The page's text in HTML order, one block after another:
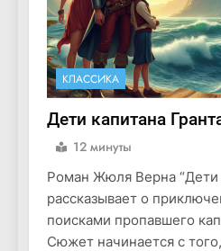
КЛАССИКА
Дети капитана
12 минуты
Роман Жюля Верна “Дети
рассказывает о
поисками пропавшего
Сюжет начинается с